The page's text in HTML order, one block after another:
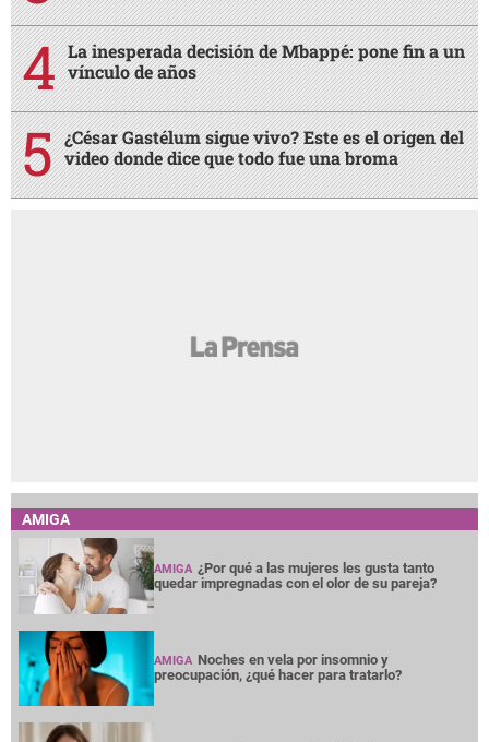
La inesperada decisión de Mbappé: pone fin a un
vínculo de años
¿César Gastélum sigue vivo? Este es el origen del
video donde dice que todo fue una broma
AMIGA
AMIGA ¿Por qué a las mujeres les gusta tanto
quedar impregnadas con el olor de su pareja?
AMIGA Noches en vela por insomnio y
preocupación, ¿qué hacer para tratarlo?